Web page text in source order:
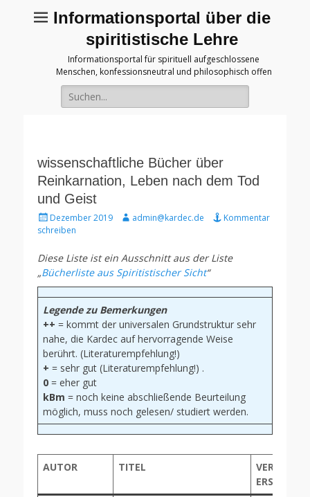
Informationsportal über die
spiritistische Lehre
Informationsportal für spirituell aufgeschlossene
Menschen, konfessionsneutral und philosophisch offen
Suche
für:
wissenschaftliche Bücher über
Reinkarnation, Leben nach dem Tod
und Geist
Gepostet
am
Dezember 2019 Autoradmin@kardec.de
Kommentar
schreiben
Diese Liste ist ein Ausschnitt aus der Liste
„Bücherliste aus Spiritistischer Sicht“
Legende zu Bemerkungen
++ = kommt der universalen Grundstruktur sehr
nahe, die Kardec auf hervorragende Weise
berührt. (Literaturempfehlung!)
+ = sehr gut (Literaturempfehlung!) .
0 = eher gut
kBm = noch keine abschließende Beurteilung
möglich, muss noch gelesen/ studiert werden.
AUTOR TITEL
VERLAG,